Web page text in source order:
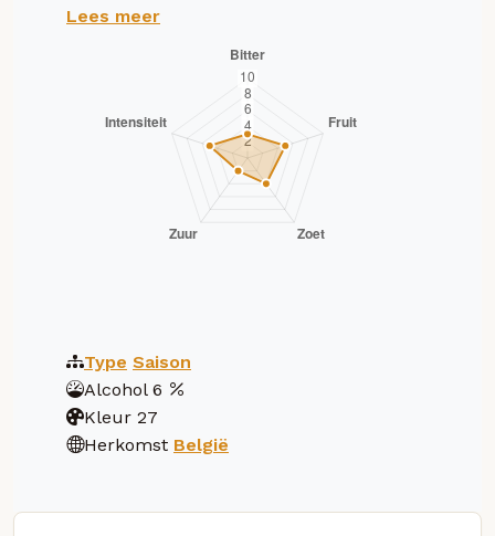
Lees meer
Type Saison
Alcohol 6
Kleur 27
Herkomst België